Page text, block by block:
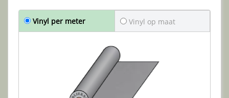
Vinyl per meter Vinyl op maat